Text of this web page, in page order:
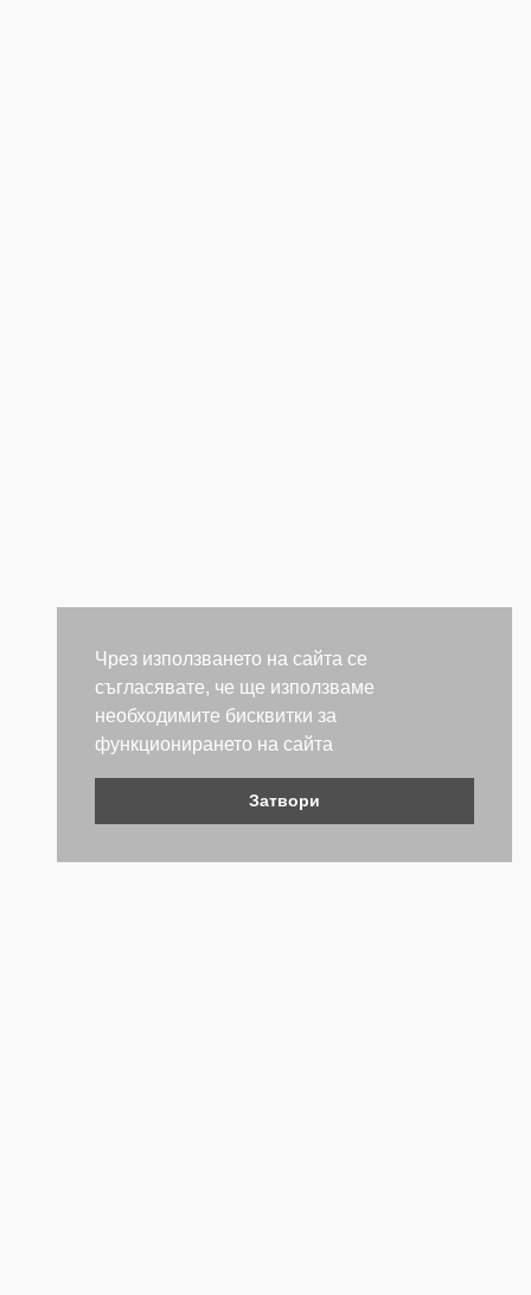
Чрез използването на сайта се
съгласявате, че ще използваме
необходимите бисквитки за
функционирането на сайта
Затвори